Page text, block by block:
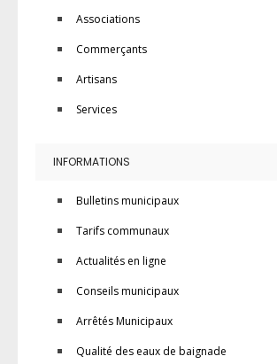
Associations
Commerçants
Artisans
Services
INFORMATIONS
Bulletins municipaux
Tarifs communaux
Actualités en ligne
Conseils municipaux
Arrêtés Municipaux
Qualité des eaux de baignade